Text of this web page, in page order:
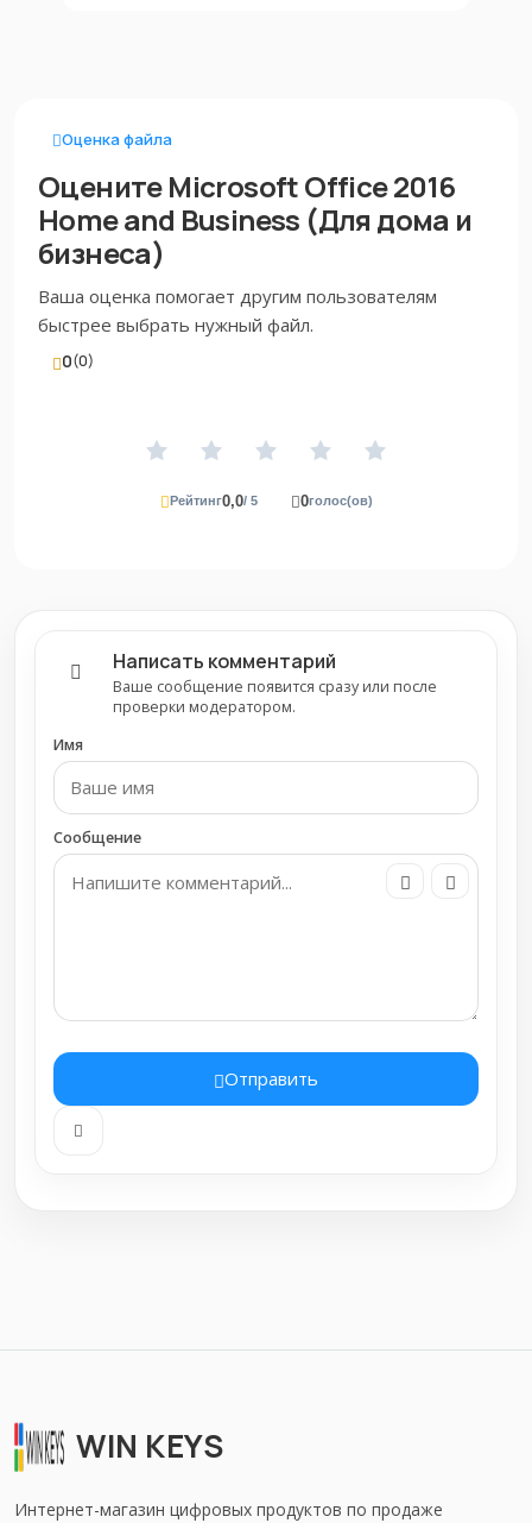
Оценка файла
Оцените Microsoft Office 2016
Home and Business (Для дома и
бизнеса)
Ваша оценка помогает другим пользователям
быстрее выбрать нужный файл.
0(0)
Рейтинг0,0/ 5 0голос(ов)
Написать комментарий
Ваше сообщение появится сразу или после
проверки модератором.
Имя
Сообщение
Отправить
WIN KEYS
Интернет-магазин цифровых продуктов по продаже